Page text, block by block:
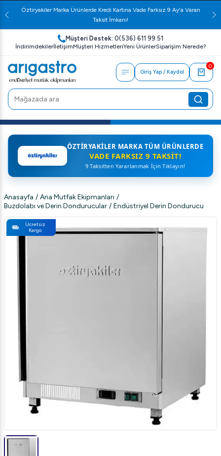
Öztiryakiler Marka Ürünlerde Kredi Kartına Vade Farksız 9 Ay'a Varan
Taksit İmkanı!
Müşteri Destek: 0(536) 611 99 51
İndirimdekilerİletişimMüşteri HizmetleriYeni ÜrünlerSiparişim Nerede?
Giriş Yap / Kaydol
0
ÖZTIRYAKILER MARKA TÜM ÜRÜNLERDE
VADE FARKSIZ 9 TAKSIT!
9 Taksitten Yararlanmak İçin Tıklayın!
Anasayfa / Ana Mutfak Ekipmanları /
Buzdolabı ve Derin Dondurucular / Endüstriyel Derin Dondurucu
Ücretsiz
Kargo